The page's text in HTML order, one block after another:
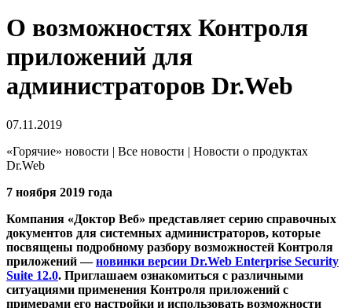
О возможностях Контроля
приложений для
администраторов Dr.Web
07.11.2019
«Горячие» новости | Все новости | Новости о продуктах
Dr.Web
7 ноября 2019 года
Компания «Доктор Веб» представляет серию справочных
документов для системных администраторов, которые
посвящены подробному разбору возможностей Контроля
приложений —новинки версии Dr.Web Enterprise Security
Suite 12.0. Приглашаем ознакомиться с различными
ситуациями применения Контроля приложений с
примерами его настройки и использовать возможности